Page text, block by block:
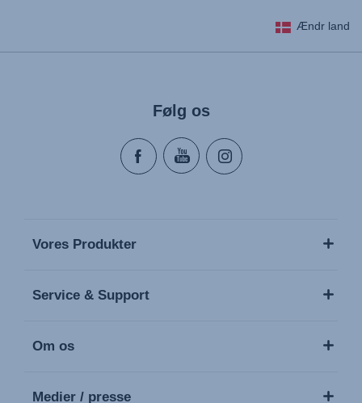
Ændr land
Følg os
Vores Produkter
Service & Support
Om os
Medier / presse